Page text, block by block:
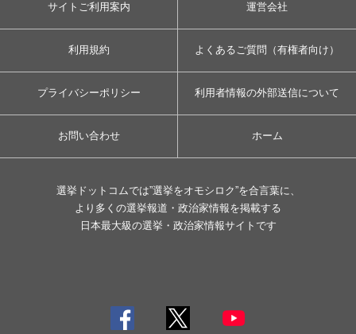
サイトご利用案内 運営会社
利用規約 よくあるご質問（有権者向け）
プライバシーポリシー 利用者情報の外部送信について
お問い合わせ ホーム
選挙ドットコムでは”選挙をオモシロク”を合言葉に、
より多くの選挙報道・政治家情報を掲載する
日本最大級の選挙・政治家情報サイトです